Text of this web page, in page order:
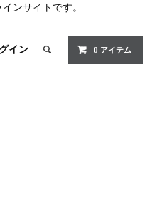
ンサイトです。
イン 0 アイテム